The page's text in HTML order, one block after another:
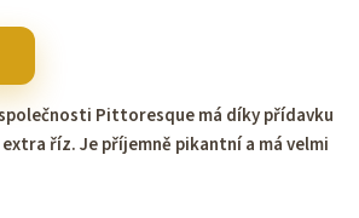
Pittoresque má díky přídavku
říz. Je příjemně pikantní a má velmi